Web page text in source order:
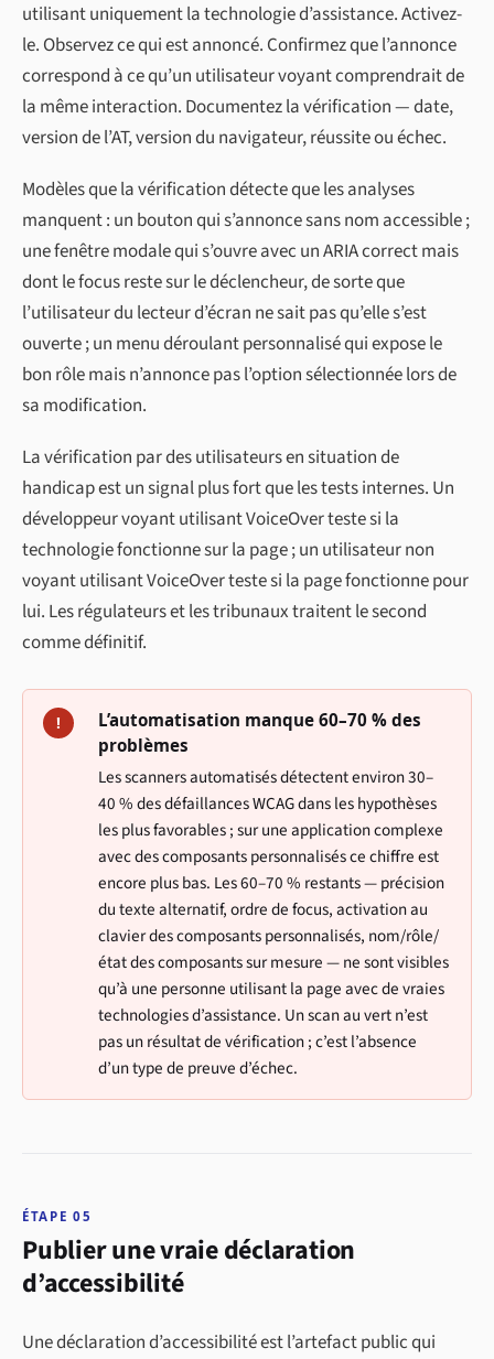
utilisant uniquement la technologie d’assistance. Activez-
le. Observez ce qui est annoncé. Confirmez que l’annonce
correspond à ce qu’un utilisateur voyant comprendrait de
la même interaction. Documentez la vérification — date,
version de l’AT, version du navigateur, réussite ou échec.
Modèles que la vérification détecte que les analyses
manquent : un bouton qui s’annonce sans nom accessible ;
une fenêtre modale qui s’ouvre avec un ARIA correct mais
dont le focus reste sur le déclencheur, de sorte que
l’utilisateur du lecteur d’écran ne sait pas qu’elle s’est
ouverte ; un menu déroulant personnalisé qui expose le
bon rôle mais n’annonce pas l’option sélectionnée lors de
sa modification.
La vérification par des utilisateurs en situation de
handicap est un signal plus fort que les tests internes. Un
développeur voyant utilisant VoiceOver teste si la
technologie fonctionne sur la page ; un utilisateur non
voyant utilisant VoiceOver teste si la page fonctionne pour
lui. Les régulateurs et les tribunaux traitent le second
comme définitif.
!
L’automatisation manque 60–70 % des
problèmes
Les scanners automatisés détectent environ 30–
40 % des défaillances WCAG dans les hypothèses
les plus favorables ; sur une application complexe
avec des composants personnalisés ce chiffre est
encore plus bas. Les 60–70 % restants — précision
du texte alternatif, ordre de focus, activation au
clavier des composants personnalisés, nom/rôle/
état des composants sur mesure — ne sont visibles
qu’à une personne utilisant la page avec de vraies
technologies d’assistance. Un scan au vert n’est
pas un résultat de vérification ; c’est l’absence
d’un type de preuve d’échec.
ÉTAPE 05
Publier une vraie déclaration
d’accessibilité
Une déclaration d’accessibilité est l’artefact public qui